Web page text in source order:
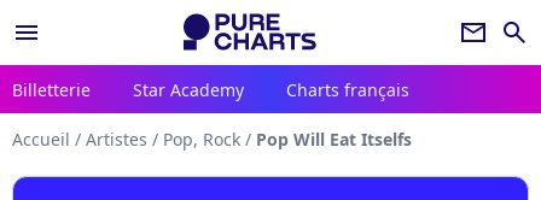
menu newsletter search
Billetterie Star Academy Charts français
Accueil / Artistes / Pop, Rock / Pop Will Eat Itselfs